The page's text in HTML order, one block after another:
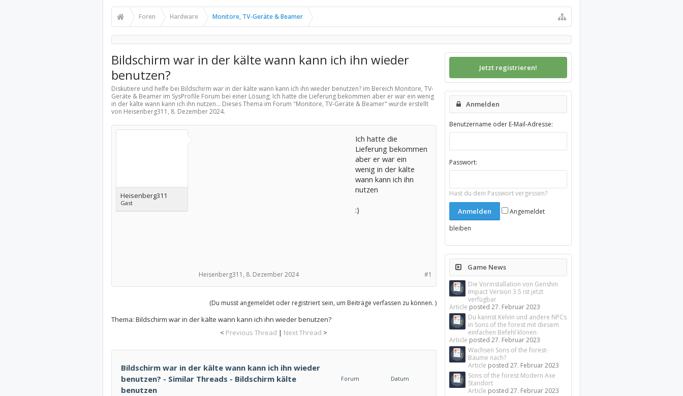
Foren Hardware Monitore, TV-Geräte & Beamer
Bildschirm war in der kälte wann kann ich ihn wieder
benutzen?
Diskutiere und helfe bei Bildschirm war in der kälte wann kann ich ihn wieder benutzen? im Bereich Monitore, TV-
Geräte & Beamerim SysProfile Forum bei einer Lösung; Ich hatte die Lieferung bekommen aber er war ein wenig
in der kälte wann kann ich ihn nutzen... Dieses Thema im Forum "Monitore, TV-Geräte & Beamer" wurde erstellt
von Heisenberg311, 8. Dezember 2024.
Heisenberg311
Gast
Ich hatte die
Lieferung bekommen
aber er war ein
wenig in der kälte
wann kann ich ihn
nutzen
:)
#1
Heisenberg311, 8. Dezember 2024
(Du musst angemeldet oder registriert sein, um Beiträge verfassen zu können. )
Thema: Bildschirm war in der kälte wann kann ich ihn wieder benutzen?
< Previous Thread | Next Thread >
Bildschirm war in der kälte wann kann ich ihn wieder
benutzen? - Similar Threads - Bildschirm kälte
benutzen
Forum Datum
Jetzt registrieren!
Anmelden
Benutzername oder E-Mail-Adresse:
Passwort:
Hast du dein Passwort vergessen?
Angemeldet
bleiben
Game News
Die Vorinstallation von Genshin
Impact Version 3.5 ist jetzt
verfügbar
Article posted27. Februar 2023
Du kannst Kelvin und andere NPCs
in Sons of the forest mit diesem
einfachen Befehl klonen
Article posted27. Februar 2023
Wachsen Sons of the forest-
Bäume nach?
Article posted27. Februar 2023
Sons of the forest Modern Axe
Standort
Article posted27. Februar 2023